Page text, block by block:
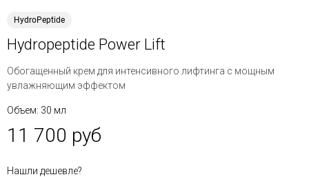
HydroPeptide
Hydropeptide Power Lift
Обогащенный крем для интенсивного лифтинга с мощным
увлажняющим эффектом
Объем: 30 мл
11 700 руб
Нашли дешевле?